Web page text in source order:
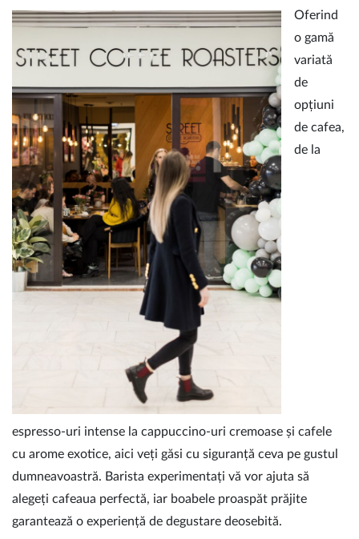
Oferind
o gamă
variată
de
opțiuni
de cafea,
de la
espresso-uri intense la cappuccino-uri cremoase și cafele
cu arome exotice, aici veți găsi cu siguranță ceva pe gustul
dumneavoastră. Barista experimentați vă vor ajuta să
alegeți cafeaua perfectă, iar boabele proaspăt prăjite
garantează o experiență de degustare deosebită.